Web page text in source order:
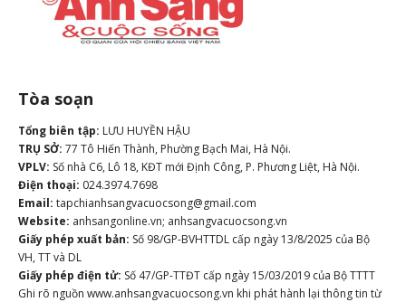
Tòa soạn
Tổng biên tập: LƯU HUYỀN HẬU
TRỤ SỞ: 77 Tô Hiến Thành, Phường Bạch Mai, Hà Nội.
VPLV: Số nhà C6, Lô 18, KĐT mới Định Công, P. Phương Liệt, Hà Nội.
Điện thoại: 024.3974.7698
Email: tapchianhsangvacuocsong@gmail.com
Website: anhsangonline.vn; anhsangvacuocsong.vn
Giấy phép xuất bản: Số 98/GP-BVHTTDL cấp ngày 13/8/2025 của Bộ
VH, TT và DL
Giấy phép điện tử: Số 47/GP-TTĐT cấp ngày 15/03/2019 của Bộ TTTT
Ghi rõ nguồn www.anhsangvacuocsong.vn khi phát hành lại thông tin từ